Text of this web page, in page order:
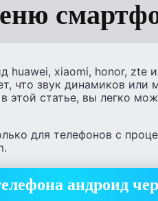
huawei, xiaomi, honor, zte
что звук динамиков или
этой статье, вы легко
для телефонов с
андроид